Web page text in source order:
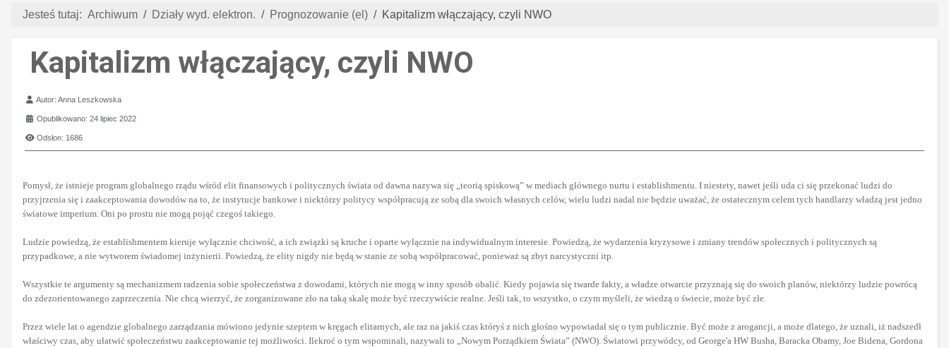
Jesteś tutaj: Archiwum Działy wyd. elektron. Prognozowanie (el) Kapitalizm włączający, czyli NWO
Kapitalizm włączający, czyli NWO
Szczegóły
Autor:Anna Leszkowska
Opublikowano: 24 lipiec 2022
Odsłon: 1686
Pomysł, że istnieje program globalnego rządu wśród elit finansowych i politycznych świata od dawna nazywa się „teorią spiskową” w mediach głównego nurtu i establishmentu. I niestety, nawet jeśli uda ci się przekonać ludzi do
przyjrzenia się i zaakceptowania dowodów na to, że instytucje bankowe i niektórzy politycy współpracują ze sobą dla swoich własnych celów, wielu ludzi nadal nie będzie uważać, że ostatecznym celem tych handlarzy władzą jest jedno
światowe imperium. Oni po prostu nie mogą pojąć czegoś takiego.
Ludzie powiedzą, że establishmentem kieruje wyłącznie chciwość, a ich związki są kruche i oparte wyłącznie na indywidualnym interesie. Powiedzą, że wydarzenia kryzysowe i zmiany trendów społecznych i politycznych są
przypadkowe, a nie wytworem świadomej inżynierii. Powiedzą, że elity nigdy nie będą w stanie ze sobą współpracować, ponieważ są zbyt narcystyczni itp.
Wszystkie te argumenty są mechanizmem radzenia sobie społeczeństwa z dowodami, których nie mogą w inny sposób obalić. Kiedy pojawia się twarde fakty, a władze otwarcie przyznają się do swoich planów, niektórzy ludzie powrócą
do zdezorientowanego zaprzeczenia. Nie chcą wierzyć, że zorganizowane zło na taką skalę może być rzeczywiście realne. Jeśli tak, to wszystko, o czym myśleli, że wiedzą o świecie, może być złe.
Przez wiele lat o agendzie globalnego zarządzania mówiono jedynie szeptem w kręgach elitarnych, ale raz na jakiś czas któryś z nich głośno wypowiadał się o tym publicznie. Być może z arogancji, a może dlatego, że uznali, iż nadszedł
właściwy czas, aby ułatwić społeczeństwu zaakceptowanie tej możliwości. Ilekroć o tym wspominali, nazywali to „Nowym Porządkiem Świata” (NWO). Światowi przywódcy, od George'a HW Busha, Baracka Obamy, Joe Bidena, Gordona